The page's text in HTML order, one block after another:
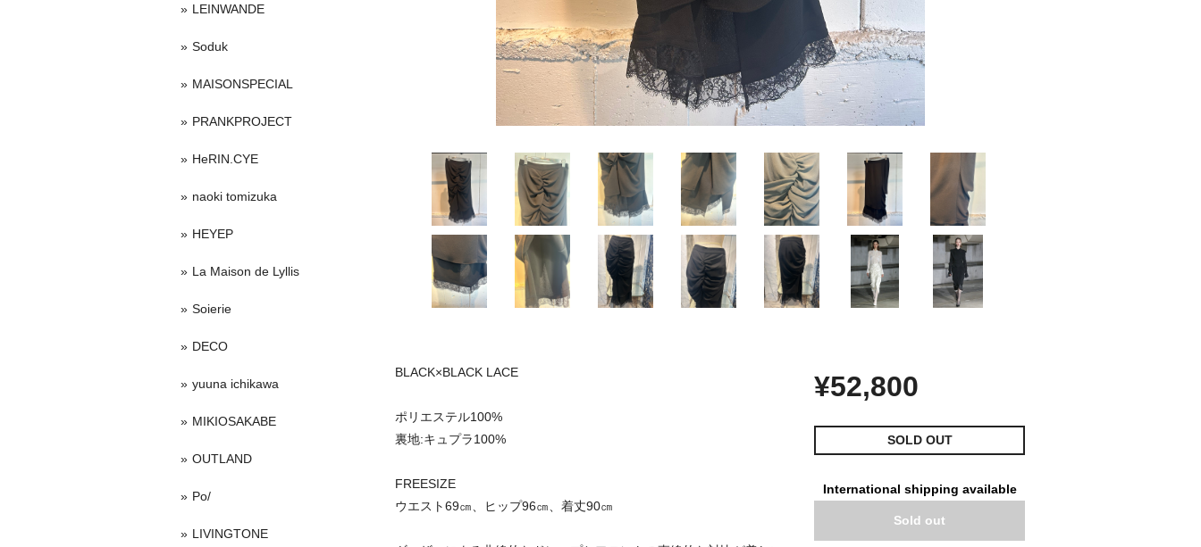
BLACK×BLACK LACE
ポリエステル100%
裏地:キュプラ100%
FREESIZE
ウエスト69㎝、ヒップ96㎝、着丈90㎝
¥52,800
SOLD OUT
International shipping available
Sold out
LEINWANDE
Soduk
MAISONSPECIAL
PRANKPROJECT
HeRIN.CYE
naoki tomizuka
HEYEP
La Maison de Lyllis
Soierie
DECO
yuuna ichikawa
MIKIOSAKABE
OUTLAND
Po/
LIVINGTONE